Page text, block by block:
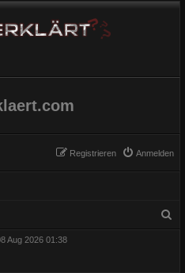
Anmelden
Registrieren
Aug 2026 01:38